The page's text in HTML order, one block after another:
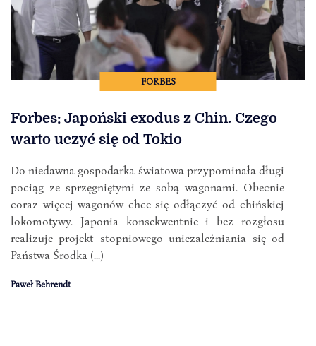
FORBES
Forbes: Japoński exodus z Chin. Czego
warto uczyć się od Tokio
Do niedawna gospodarka światowa przypominała długi
pociąg ze sprzęgniętymi ze sobą wagonami. Obecnie
coraz więcej wagonów chce się odłączyć od chińskiej
lokomotywy. Japonia konsekwentnie i bez rozgłosu
realizuje projekt stopniowego uniezależniania się od
Państwa Środka (...)
Paweł Behrendt